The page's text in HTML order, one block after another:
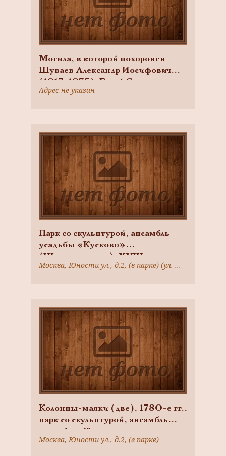
Могила, в которой похоронен
Шуваев Александр Иосифович
(1917-1975), Герой Советского
Союза, Перовское кладбище
Адрес не указан
Парк со скульптурой, ансамбль
усадьбы «Кусково»
(Шереметьевых), XVIII в.
Москва, Юности ул., д.2, (в парке) (ул. Юности)
Колонны-маяки (две), 1780-е гг.,
парк со скульптурой, ансамбль
усадьбы «Кусково»
(Шереметьевых), XVIII в.
Москва, Юности ул., д.2, (в парке)